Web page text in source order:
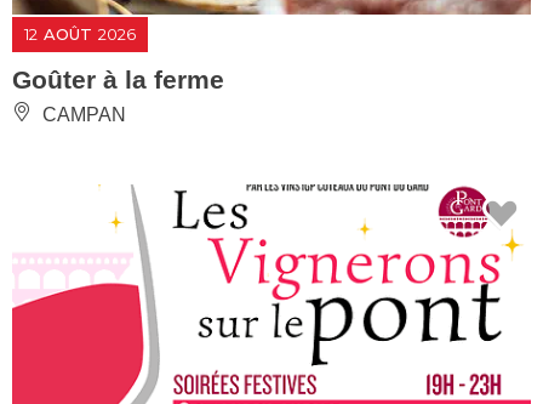
12 AOÛT 2026
Goûter à la ferme
CAMPAN